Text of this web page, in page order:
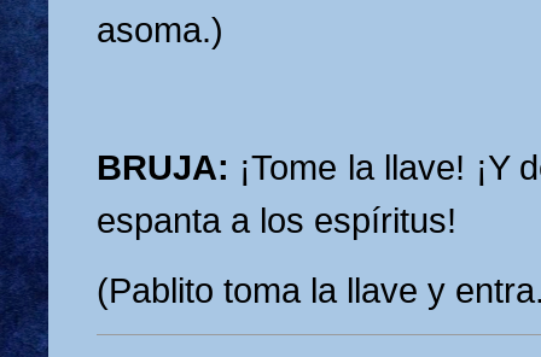
asoma.)
BRUJA: ¡Tome la llave! ¡Y
espanta a los espíritus!
(Pablito toma la llave y